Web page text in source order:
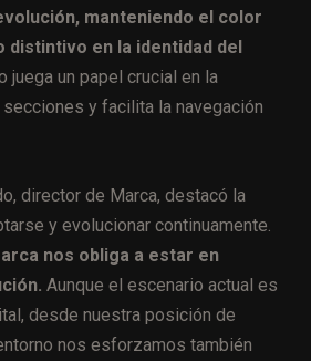
manteniendo el color
distintivo en la identidad del
juega un papel crucial en la
y facilita la navegación
director de Marca, destacó la
y evolucionar continuamente.
nos obliga a estar en
Aunque el escenario actual es
desde nuestra posición de
nos esforzamos también